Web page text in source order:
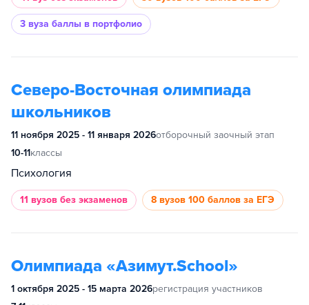
3 вуза баллы в портфолио
Северо-Восточная олимпиада
школьников
11 ноября 2025 - 11 января 2026отборочный заочный этап
10-11классы
Психология
11 вузов без экзаменов 8 вузов 100 баллов за ЕГЭ
Олимпиада «Азимут.School»
1 октября 2025 - 15 марта 2026регистрация участников